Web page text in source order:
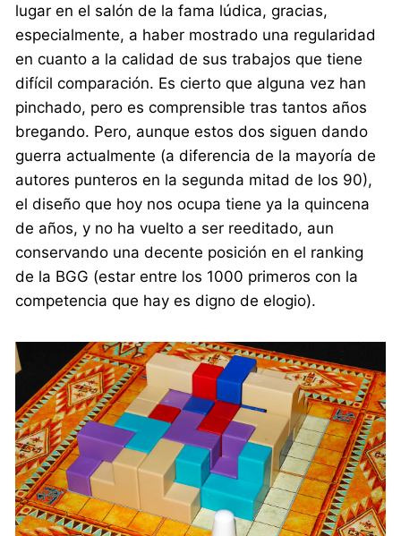
lugar en el salón de la fama lúdica, gracias,
especialmente, a haber mostrado una regularidad
en cuanto a la calidad de sus trabajos que tiene
difícil comparación. Es cierto que alguna vez han
pinchado, pero es comprensible tras tantos años
bregando. Pero, aunque estos dos siguen dando
guerra actualmente (a diferencia de la mayoría de
autores punteros en la segunda mitad de los 90),
el diseño que hoy nos ocupa tiene ya la quincena
de años, y no ha vuelto a ser reeditado, aun
conservando una decente posición en el ranking
de la BGG (estar entre los 1000 primeros con la
competencia que hay es digno de elogio).